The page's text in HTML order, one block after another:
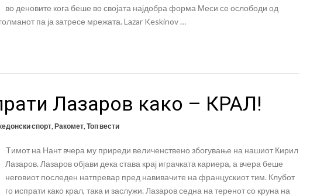
во деновите кога беше во својата најдобра форма Меси се ослободи од
па ја затресе мрежата. Lazar Keskinov …
Лазаров како – КРАЛ!
спорт, Ракомет, Топ вести
Tимот на Нант вчера му приреди величенствено збогување на нашиот Кирил
Лазаров. Лазаров објави дека става крај играчката кариера, а вчера беше
неговиот последен натпревар пред навивачите на францускиот тим. Клубот
го испрати како крал, така и заслужи. Лазаров седна на теренот со круна на